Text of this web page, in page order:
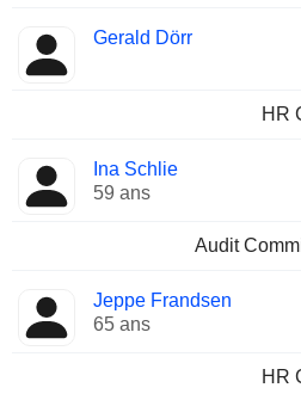
Gerald Dörr
HR
Ina Schlie
59 ans
Audit
Jeppe Frandsen
65 ans
HR